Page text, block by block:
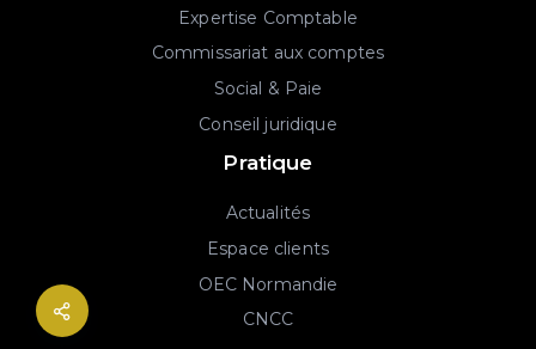
Expertise Comptable
Commissariat aux comptes
Social & Paie
Conseil juridique
Pratique
Actualités
Espace clients
OEC Normandie
CNCC